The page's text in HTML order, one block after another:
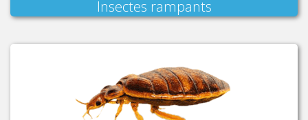
Insectes rampants